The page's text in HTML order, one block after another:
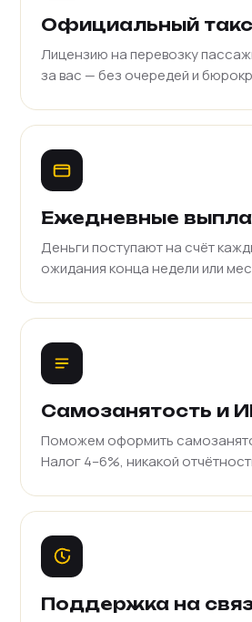
Официальный
Лицензию на перевозку
за вас — без очередей и
Ежедневные
Деньги поступают на счёт
ожидания конца недели или
Самозанятость и
Поможем оформить
Налог 4–6%, никакой
Поддержка на